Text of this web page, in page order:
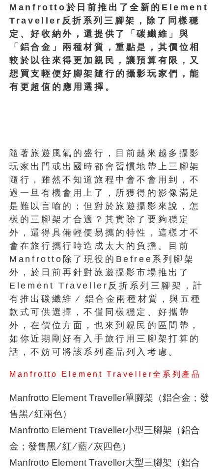
Manfrotto於日前推出了全新的Element
Traveller反折系列三腳架，除了同樣穩
定、好收納外，還提供了「碳纖維」與
「鋁合金」 兩種材質，重點是，其價位相
較於以往來得更加親民，讓預算有限，又
想買支輕便好腳架隨行的攝影玩家們，能
有更超值的應用選擇。
隨著旅遊風氣的盛行，目前越來越多攝影
玩家出門或出國時都會習慣地帶上三腳架
隨行，雖然不知道旅程中會不會用到，不
過一旦有機會用上了，所獲得的影像滿足
是難以言喻的；但對於旅遊攝影來說，怎
樣的三腳架才合適？其實除了要夠穩定
外，還得具備輕便易攜的特性，這樣才不
會在旅行攜行時造成太大的負擔。目前
Manfrotto除了現役的Befree系列腳架
外，於日前再針對旅遊攝影市場推出了
Element Traveller反折系列三腳架，計
有推出碳纖維 ∕ 鋁合金兩種材質，與五種
款式可供選擇，不僅同樣穩定、好攜帶
外，在價位方面，也來到親民的區間帶，
如你近期剛好有入手旅行用三腳架打算的
話，不妨可將該系列產品列入考慮。
Manfrotto Element Traveller全系列產品
Manfrotto Element Traveller單腳架（鋁合金；發
售黑 ∕ 紅兩色）
Manfrotto Element Traveller小型三腳架（鋁合
金；發售黑 ∕ 紅 ∕ 藍 ∕ 灰四色）
Manfrotto Element Traveller大型三腳架（鋁合